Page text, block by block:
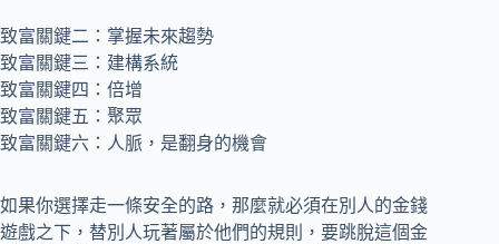
致富關鍵二：掌握未來趨勢
致富關鍵三：建構系統
致富關鍵四：倍增
致富關鍵五：聚眾
致富關鍵六：人脈，是翻身的機會
如果你選擇走一條安全的路，那麼就必須在別人的金錢
遊戲之下，替別人玩著屬於他們的規則，要跳脫這個金